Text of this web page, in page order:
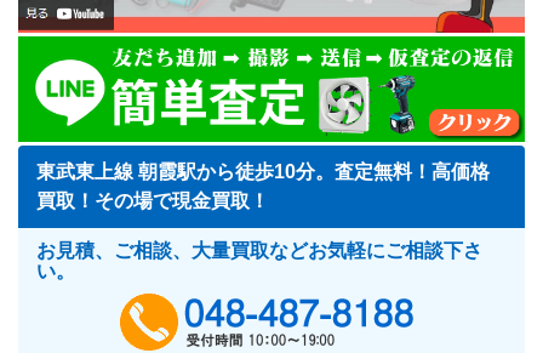
東武東上線 朝霞駅から徒歩10分。査定無料！高価格
買取！その場で現金買取！
お見積、ご相談、大量買取などお気軽にご相談下さ
い。